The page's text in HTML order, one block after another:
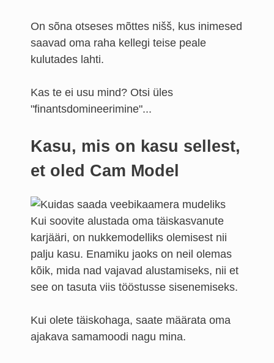
On sõna otseses mõttes nišš, kus inimesed
saavad oma raha kellegi teise peale
kulutades lahti.
Kas te ei usu mind? Otsi üles
"finantsdomineerimine"...
Kasu, mis on kasu sellest,
et oled Cam Model
Kui soovite alustada oma täiskasvanute
karjääri, on nukkemodelliks olemisest nii
palju kasu. Enamiku jaoks on neil olemas
kõik, mida nad vajavad alustamiseks, nii et
see on tasuta viis tööstusse sisenemiseks.
Kui olete täiskohaga, saate määrata oma
ajakava samamoodi nagu mina.